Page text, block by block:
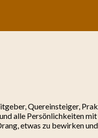
Quereinsteiger,
alle Persönlichkeiten
etwas zu bewirken